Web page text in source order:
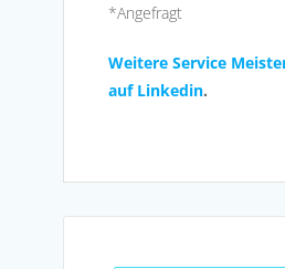
*Angefragt
Weitere Service
auf Linkedin.